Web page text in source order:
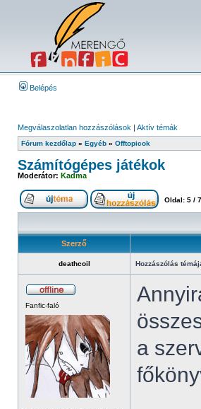
Belépés
Megválaszolatlan hozzászólások | Aktív témák
Fórum kezdőlap » Egyéb » Offtopicok
Számítógépes játékok
Moderátor: Kadma
Oldal: 5 / 7
Szerző
deathcoil Hozzászólás
Fanfic-faló
a